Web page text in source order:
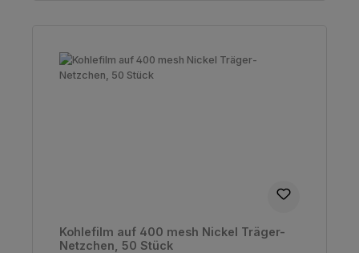
Kohlefilm auf 400 mesh Nickel Träger-
Netzchen, 50 Stück